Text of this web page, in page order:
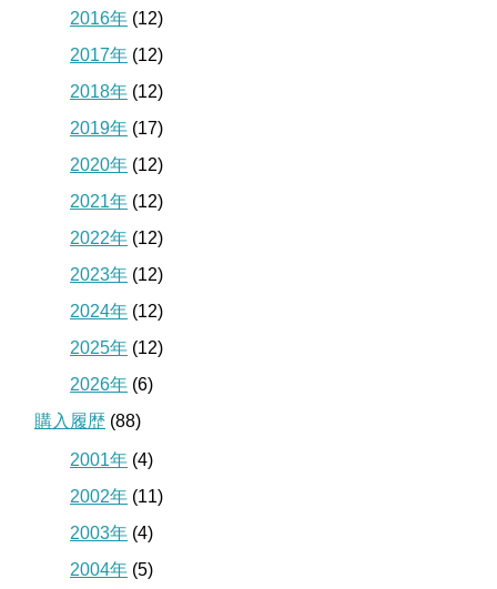
2016年 (12)
2017年 (12)
2018年 (12)
2019年 (17)
2020年 (12)
2021年 (12)
2022年 (12)
2023年 (12)
2024年 (12)
2025年 (12)
2026年 (6)
購入履歴 (88)
2001年 (4)
2002年 (11)
2003年 (4)
2004年 (5)